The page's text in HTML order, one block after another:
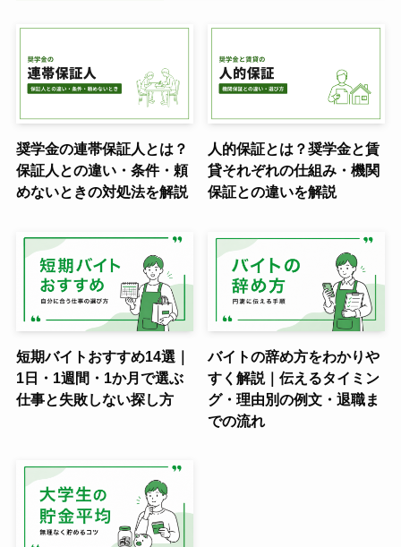
奨学金の連帯保証人とは？
保証人との違い・条件・頼
めないときの対処法を解説
人的保証とは？奨学金と賃
貸それぞれの仕組み・機関
保証との違いを解説
短期バイトおすすめ14選｜
1日・1週間・1か月で選ぶ
仕事と失敗しない探し方
バイトの辞め方をわかりや
すく解説｜伝えるタイミン
グ・理由別の例文・退職ま
での流れ